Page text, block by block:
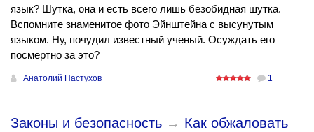
язык? Шутка, она и есть всего лишь безобидная шутка.
Вспомните знаменитое фото Эйнштейна с высунутым
языком. Ну, почудил известный ученый. Осуждать его
посмертно за это?
Анатолий Пастухов 1
Законы и безопасность → Как обжаловать